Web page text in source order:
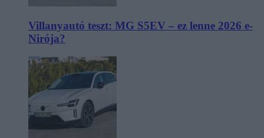
Villanyautó teszt: MG S5EV – ez lenne 2026 e-
Nirója?